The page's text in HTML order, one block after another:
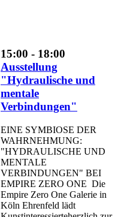
15:00 - 18:00
Ausstellung
"Hydraulische und
mentale
Verbindungen"
EINE SYMBIOSE DER
WAHRNEHMUNG:
"HYDRAULISCHE UND
MENTALE
VERBINDUNGEN" BEI
EMPIRE ZERO ONE Die
Empire Zero One Galerie in
Köln Ehrenfeld lädt